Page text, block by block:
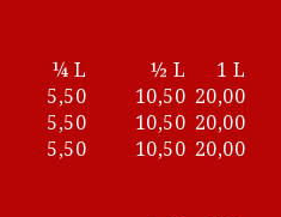
¼ L ½ L
1 L
5,50 10,50 20,00
5,50 10,50 20,00
5,50 10,50 20,00